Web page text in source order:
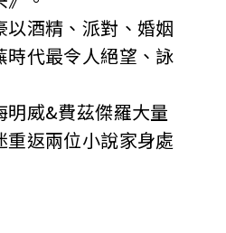
酒精、派對、婚姻
代最令人絕望、詠
威&費茲傑羅大量
重返兩位小說家身處